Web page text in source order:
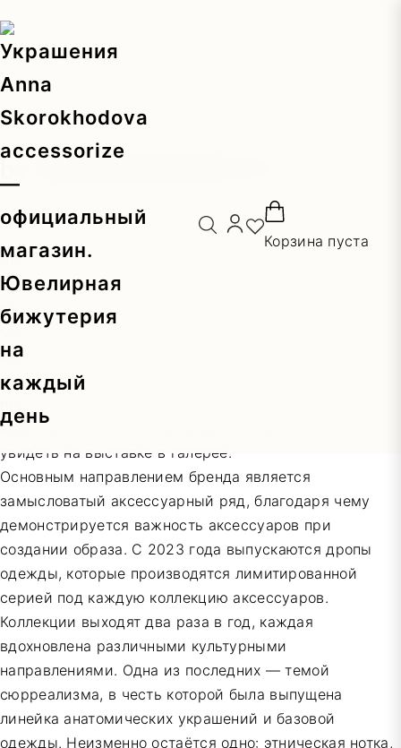
Корзина пуста
Главная/by SKOROKHODOVA
by SKOROKHODOVA
Бренд одежды и эксклюзивных аксессуаров by
SKOROKHODOVA — молодая российская марка,
основанная дизайнером и стилистом Анной
Скороходовой в 2019 году в Москве. Главная идея —
мода на грани искусства, своеобразная стилистика
умной роскоши. В бренде by SKOROKHODOVA
адаптировать для ультрамодного образа, так и
увидеть на выставке в галерее.
Основным направлением бренда является
замысловатый аксессуарный ряд, благодаря чему
демонстрируется важность аксессуаров при
создании образа. С 2023 года выпускаются дропы
одежды, которые производятся лимитированной
серией под каждую коллекцию аксессуаров.
Коллекции выходят два раза в год, каждая
вдохновлена различными культурными
направлениями. Одна из последних — темой
сюрреализма, в честь которой была выпущена
линейка анатомических украшений и базовой
одежды. Неизменно остаётся одно: этническая нотка,